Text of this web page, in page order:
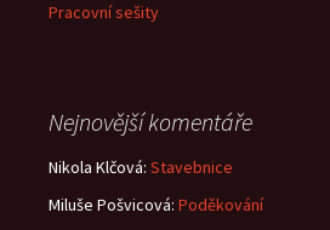
Pracovní sešity
Nejnovější komentáře
Nikola Klčová: Stavebnice
Miluše Pošvicová: Poděkování